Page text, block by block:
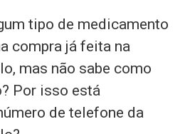
tipo de medicamento
compra já feita na
mas não sabe como
Por isso está
de telefone da